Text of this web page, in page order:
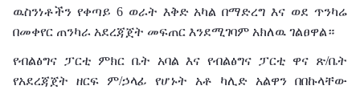
ዉስንነቶችን የቀጣይ 6 ወራት እቅድ አካል በማድረግ እና ወደ ጥንካሬ
በመቀየር ጠንካራ አደረጃጀት መፍጠር እንደሚገባም አክለዉ ገልፀዋል።
የብልፅግና ፓርቲ ምክር ቤት አባል እና የብልፅግና ፓርቲ ዋና ጽ/ቤት
የአደረጃጀት ዘርፍ ም/ኃላፊ የሆኑት አቶ ካሊድ አልዋን በበኩላቸው